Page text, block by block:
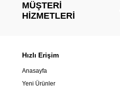
MÜŞTERI
HIZMETLERI
Hızlı Erişim
Anasayfa
Yeni Ürünler